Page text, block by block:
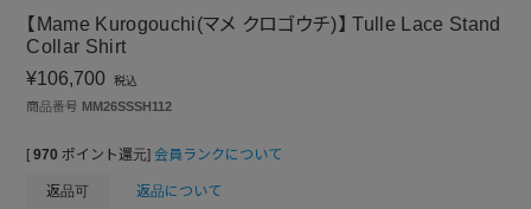
【Mame Kurogouchi(マメ クロゴウチ)】 Tulle Lace Stand
Collar Shirt
¥106,700 税込
商品番号 MM26SSSH112
[ 970 ポイント還元] 会員ランクについて
返品可 返品について